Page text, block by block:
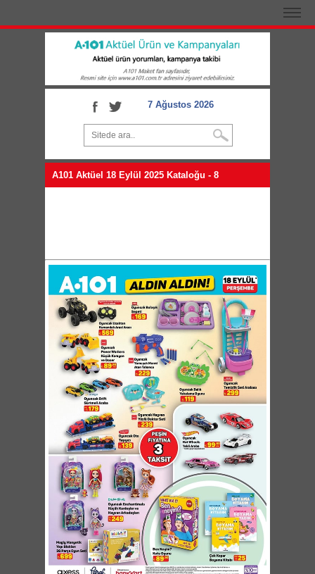
7 Ağustos 2026
A101 Aktüel 18 Eylül 2025 Kataloğu - 8